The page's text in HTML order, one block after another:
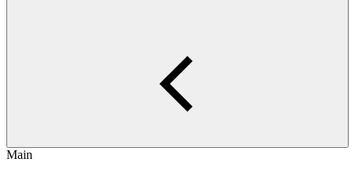
Main